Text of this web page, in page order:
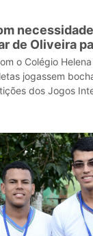
de Oliveira
jogos
o Colégio
jogassem
dos Jogos